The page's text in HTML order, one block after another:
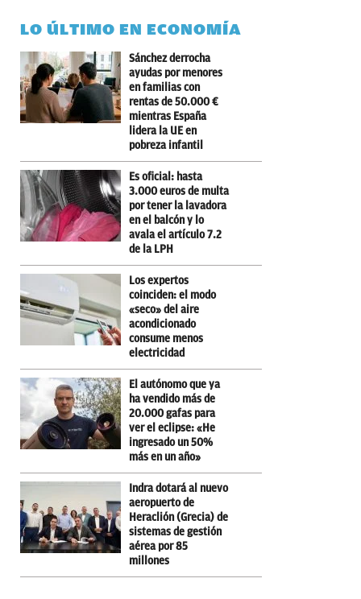
LO ÚLTIMO EN ECONOMÍA
Sánchez derrocha
ayudas por menores
en familias con
rentas de 50.000 €
mientras España
lidera la UE en
pobreza infantil
Es oficial: hasta
3.000 euros de multa
por tener la lavadora
en el balcón y lo
avala el artículo 7.2
de la LPH
Los expertos
coinciden: el modo
«seco» del aire
acondicionado
consume menos
electricidad
El autónomo que ya
ha vendido más de
20.000 gafas para
ver el eclipse: «He
ingresado un 50%
más en un año»
Indra dotará al nuevo
aeropuerto de
Heraclión (Grecia) de
sistemas de gestión
aérea por 85
millones